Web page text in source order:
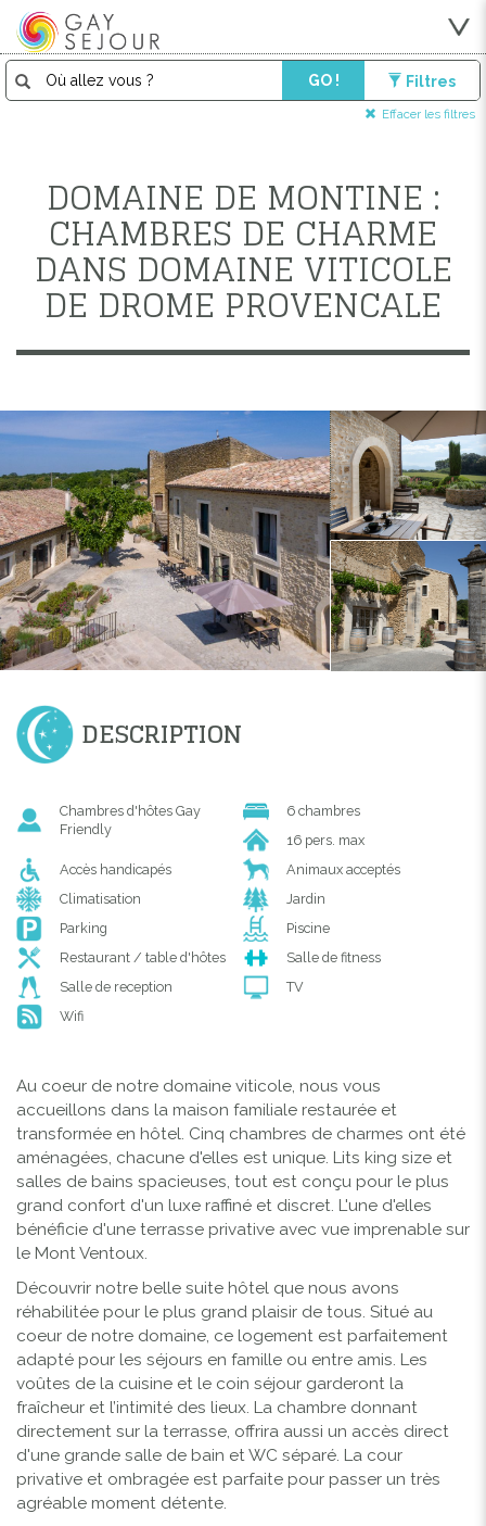
GO ! Filtres
Effacer les filtres
DOMAINE DE MONTINE :
CHAMBRES DE CHARME
DANS DOMAINE VITICOLE
DE DROME PROVENCALE
DESCRIPTION
Chambres d'hôtes Gay
Friendly
6 chambres
16 pers. max
Accès handicapés
Animaux acceptés
Climatisation
Jardin
Parking
Piscine
Restaurant / table d'hôtes
Salle de fitness
Salle de reception
TV
Wifi
Au coeur de notre domaine viticole, nous vous
accueillons dans la maison familiale restaurée et
transformée en hôtel. Cinq chambres de charmes ont été
aménagées, chacune d'elles est unique. Lits king size et
salles de bains spacieuses, tout est conçu pour le plus
grand confort d'un luxe raffiné et discret. L'une d'elles
bénéficie d'une terrasse privative avec vue imprenable sur
le Mont Ventoux.
Découvrir notre belle suite hôtel que nous avons
réhabilitée pour le plus grand plaisir de tous. Situé au
coeur de notre domaine, ce logement est parfaitement
adapté pour les séjours en famille ou entre amis. Les
voûtes de la cuisine et le coin séjour garderont la
fraîcheur et l’intimité des lieux. La chambre donnant
directement sur la terrasse, offrira aussi un accès direct
d'une grande salle de bain et WC séparé. La cour
privative et ombragée est parfaite pour passer un très
agréable moment détente.